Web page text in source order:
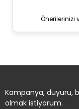
Önerilerinizi
Kampanya, duyuru,
olmak istiyorum.